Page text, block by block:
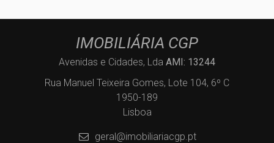
IMOBILIÁRIA CGP
Avenidas e Cidades, Lda AMI: 13244
Rua Manuel Teixeira Gomes, Lote 104, 6º C
1950-189
Lisboa
geral@imobiliariacgp.pt